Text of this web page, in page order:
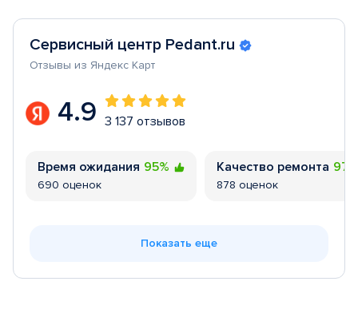
Сервисный центр Pedant.ru
Отзывы из Яндекс Карт
4.9 3 137 отзывов
Время ожидания 95%
690 оценок
Качество ремонта
878 оценок
Показать еще